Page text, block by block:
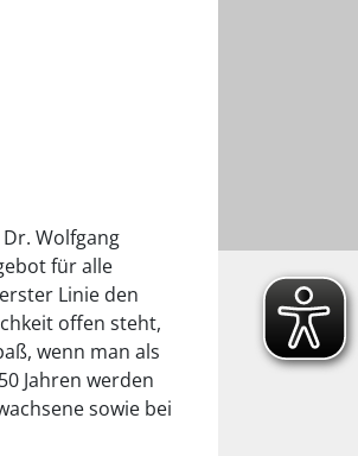
Wolfgang
für alle
Linie den
offen steht,
wenn man als
Jahren werden
sowie bei